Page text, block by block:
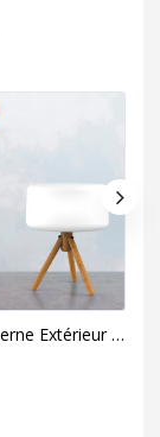
Lampe Moderne Extérieur LED Chloe en Bois et PVC Blanc